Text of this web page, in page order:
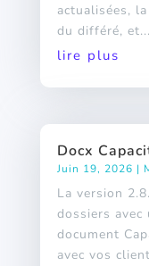
actualisées,
du différé, et...
lire plus
Docx
Juin 19, 2026 |
La version
dossiers avec
document
avec vos